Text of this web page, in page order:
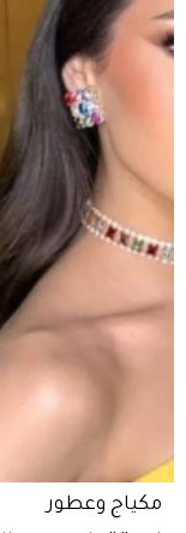
مكياج وعطور